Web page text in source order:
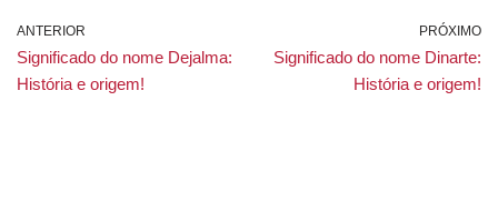
ANTERIOR
Significado do nome Dejalma:
História e origem!
PRÓXIMO
Significado do nome Dinarte:
História e origem!